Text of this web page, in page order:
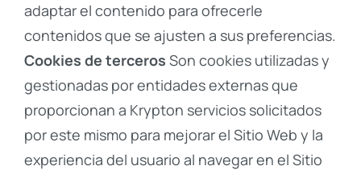
adaptar el contenido para ofrecerle
contenidos que se ajusten a sus preferencias.
Cookies de terceros Son cookies utilizadas y
gestionadas por entidades externas que
proporcionan a Krypton servicios solicitados
por este mismo para mejorar el Sitio Web y la
experiencia del usuario al navegar en el Sitio